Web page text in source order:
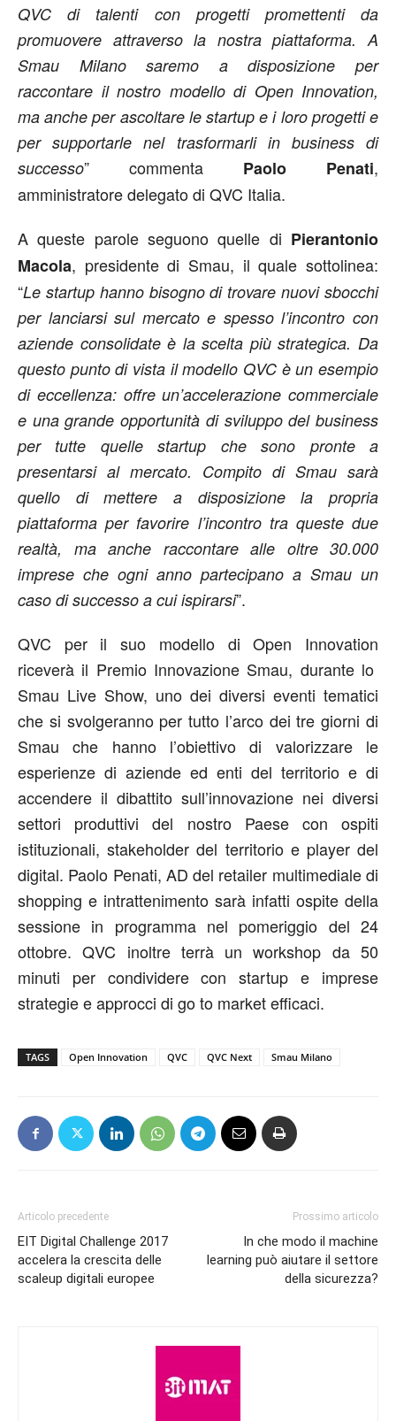
QVC di talenti con progetti promettenti da
promuovere attraverso la nostra piattaforma. A
Smau Milano saremo a disposizione per
raccontare il nostro modello di Open Innovation,
ma anche per ascoltare le startup e i loro progetti e
per supportarle nel trasformarli in business di
successo” commenta Paolo Penati,
amministratore delegato di QVC Italia.
A queste parole seguono quelle di Pierantonio
Macola, presidente di Smau, il quale sottolinea:
“Le startup hanno bisogno di trovare nuovi sbocchi
per lanciarsi sul mercato e spesso l’incontro con
aziende consolidate è la scelta più strategica. Da
questo punto di vista il modello QVC è un esempio
di eccellenza: offre un’accelerazione commerciale
e una grande opportunità di sviluppo del business
per tutte quelle startup che sono pronte a
presentarsi al mercato. Compito di Smau sarà
quello di mettere a disposizione la propria
piattaforma per favorire l’incontro tra queste due
realtà, ma anche raccontare alle oltre 30.000
imprese che ogni anno partecipano a Smau un
caso di successo a cui ispirarsi”.
QVC per il suo modello di Open Innovation
riceverà il Premio Innovazione Smau, durante lo
Smau Live Show, uno dei diversi eventi tematici
che si svolgeranno per tutto l’arco dei tre giorni di
Smau che hanno l’obiettivo di valorizzare le
esperienze di aziende ed enti del territorio e di
accendere il dibattito sull’innovazione nei diversi
settori produttivi del nostro Paese con ospiti
istituzionali, stakeholder del territorio e player del
digital. Paolo Penati, AD del retailer multimediale di
shopping e intrattenimento sarà infatti ospite della
sessione in programma nel pomeriggio del 24
ottobre. QVC inoltre terrà un workshop da 50
minuti per condividere con startup e imprese
strategie e approcci di go to market efficaci.
TAGS Open Innovation QVC QVC Next Smau Milano
Articolo precedente
EIT Digital Challenge 2017
accelera la crescita delle
scaleup digitali europee
Prossimo articolo
In che modo il machine
learning può aiutare il settore
della sicurezza?